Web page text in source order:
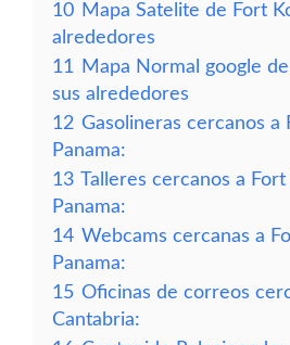
10 Mapa Satelite de Fort
alrededores
11
Mapa Normal google
sus alrededores
12 Gasolineras cercanos a
Panama:
13 Talleres cercanos a
Panama:
14 Webcams cercanas a
Panama:
15 Oficinas de correos
Cantabria: